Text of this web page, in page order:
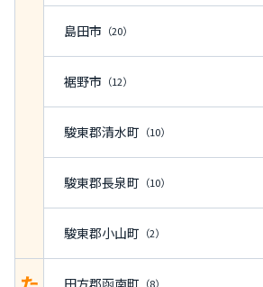
島田市 （20）
裾野市 （12）
駿東郡清水町 （10）
駿東郡長泉町 （10）
駿東郡小山町 （2）
田方郡函南町 （8）